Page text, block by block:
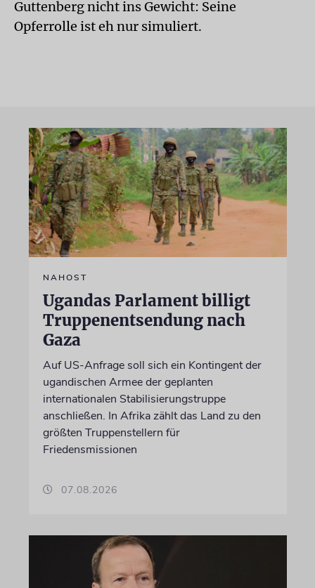
Guttenberg nicht ins Gewicht: Seine
Opferrolle ist eh nur simuliert.
NAHOST
Ugandas Parlament billigt
Truppenentsendung nach
Gaza
Auf US-Anfrage soll sich ein Kontingent der
ugandischen Armee der geplanten
internationalen Stabilisierungstruppe
anschließen. In Afrika zählt das Land zu den
größten Truppenstellern für
Friedensmissionen
07.08.2026